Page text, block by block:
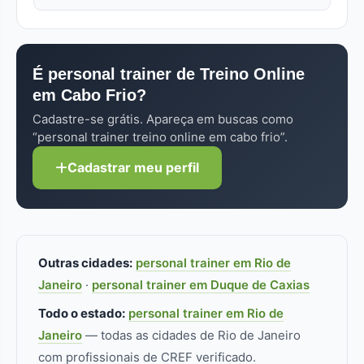
médica.
Aulas online ou em grupo (2 a 4 alunos) custam
40% a 60% do valor presencial individual. Cada
atendimento disponíveis.
"Verificado". Sempre confira o CREF (Conselho
Regional de Educação Física) no perfil — sem
registro ativo, não pode atuar. Pra treino online
especificamente, formação/especialização
adicional faz diferença real.
É personal trainer de Treino Online
em Cabo Frio?
Cadastre-se grátis. Apareça em buscas como
“personal trainer treino online em cabo frio”.
Cadastrar meu perfil
Outras cidades: personal trainer em Rio de
Janeiro · personal trainer em Duque de Caxias
Todo o estado: personal trainer em Rio de
Janeiro — todas as cidades de Rio de Janeiro
com profissionais de CREF verificado.